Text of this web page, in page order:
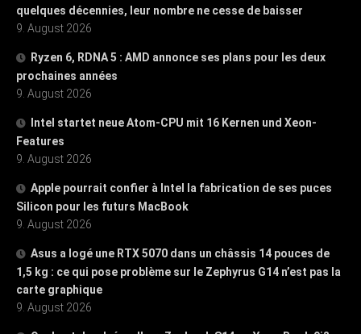
quelques décennies, leur nombre ne cesse de baisser
9. August 2026
Ryzen 6, RDNA 5 : AMD annonce ses plans pour les deux
prochaines années
9. August 2026
Intel startet neue Atom-CPU mit 16 Kernen und Xeon-
Features
9. August 2026
Apple pourrait confier à Intel la fabrication de ses puces
Silicon pour les futurs MacBook
9. August 2026
Asus a logé une RTX 5070 dans un châssis 14 pouces de
1,5 kg : ce qui pose problème sur le Zephyrus G14 n’est pas la
carte graphique
9. August 2026